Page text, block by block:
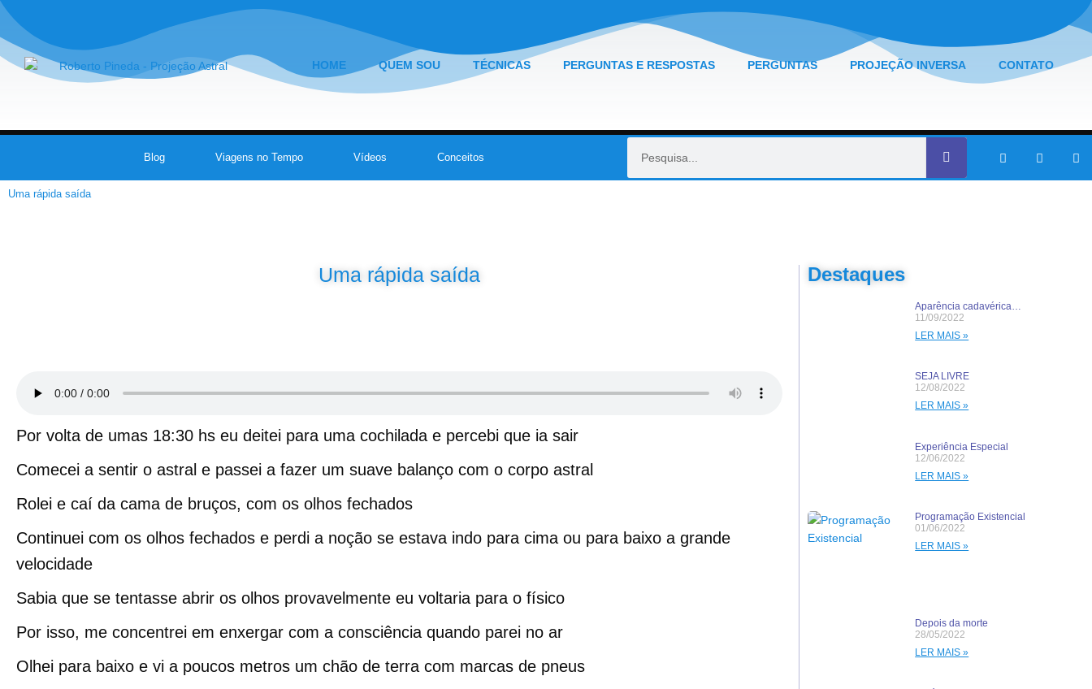
HOME QUEM SOU TÉCNICAS PERGUNTAS E RESPOSTAS PERGUNTAS PROJEÇÃO INVERSA CONTATO
Blog Viagens no Tempo Vídeos Conceitos
Uma rápida saída
Uma rápida saída
Por volta de umas 18:30 hs eu deitei para uma cochilada e percebi que ia sair
Comecei a sentir o astral e passei a fazer um suave balanço com o corpo astral
Rolei e caí da cama de bruços, com os olhos fechados
Continuei com os olhos fechados e perdi a noção se estava indo para cima ou para baixo a grande
velocidade
Sabia que se tentasse abrir os olhos provavelmente eu voltaria para o físico
Por isso, me concentrei em enxergar com a consciência quando parei no ar
Olhei para baixo e vi a poucos metros um chão de terra com marcas de pneus
Destaques
Aparência cadavérica…
11/09/2022
LER MAIS »
SEJA LIVRE
12/08/2022
LER MAIS »
Experiência Especial
12/06/2022
LER MAIS »
Programação Existencial
01/06/2022
LER MAIS »
Depois da morte
28/05/2022
LER MAIS »